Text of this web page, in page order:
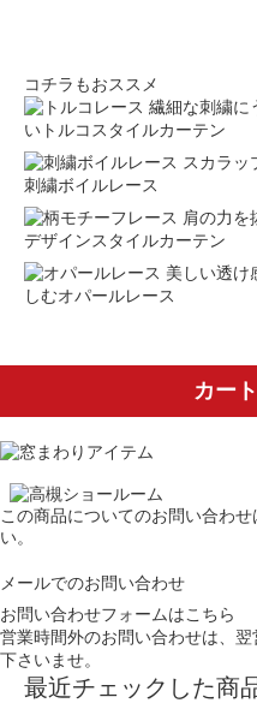
コチラもおススメ
繊細な刺繍に
いトルコスタイルカーテン
スカラッ
刺繍ボイルレース
肩の力を
デザインスタイルカーテン
美しい透け
しむオパールレース
カー
この商品についてのお問い合わせ
い。
メールでのお問い合わせ
お問い合わせフォームはこちら
営業時間外のお問い合わせは、
下さいませ。
最近チェックした商